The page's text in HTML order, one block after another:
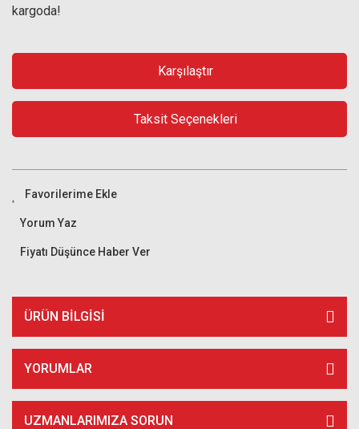
kargoda!
Karşılaştır
Taksit Seçenekleri
Yorum Yaz
Fiyatı Düşünce Haber Ver
ÜRÜN BILGISI
YORUMLAR
UZMANLARIMIZA SORUN